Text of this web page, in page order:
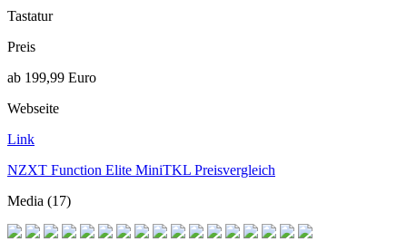
Tastatur
Preis
ab 199,99 Euro
Webseite
Link
NZXT Function Elite MiniTKL Preisvergleich
Media (17)